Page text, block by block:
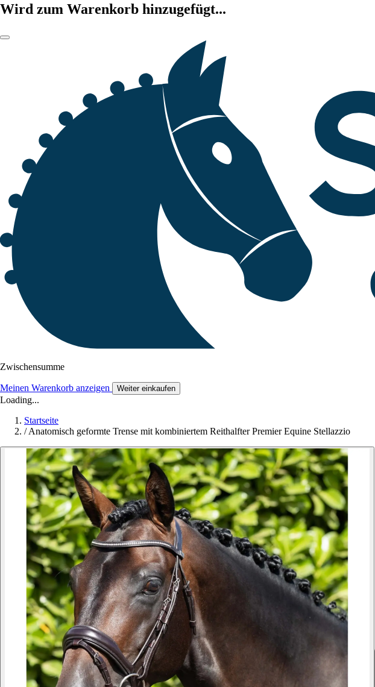
Wird zum Warenkorb hinzugefügt...
Zwischensumme
Meinen Warenkorb anzeigen Weiter einkaufen
Loading...
Startseite
/ Anatomisch geformte Trense mit kombiniertem Reithalfter Premier Equine Stellazzio